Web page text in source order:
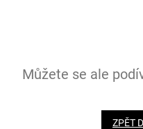
Můžete se ale
ZPĚT